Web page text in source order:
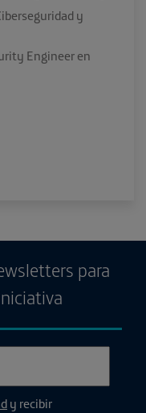
y
Engineer en
para
y recibir